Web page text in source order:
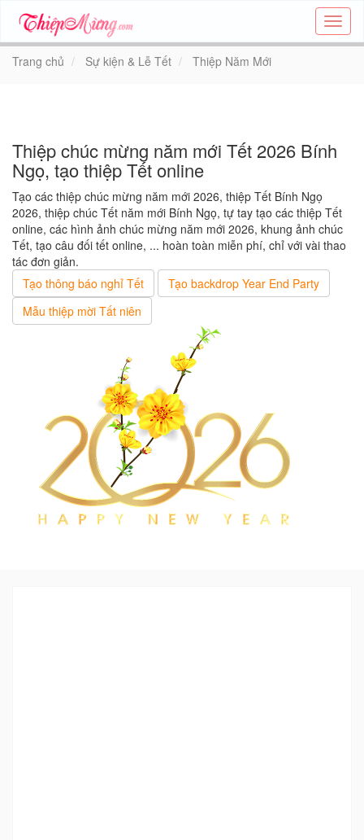
Tạo
thiệp
-
Trang chủ Sự kiện & Lễ Tết Thiệp Năm Mới
Thiệp chúc mừng năm mới Tết 2026 Bính
Ngọ, tạo thiệp Tết online
Tạo các thiệp chúc mừng năm mới 2026, thiệp Tết Bính Ngọ
2026, thiệp chúc Tết năm mới Bính Ngọ, tự tay tạo các thiệp Tết
online, các hình ảnh chúc mừng năm mới 2026, khung ảnh chúc
Tết, tạo câu đối tết online, ... hoàn toàn miễn phí, chỉ với vài thao
tác đơn giản.
Tạo thông báo nghỉ Tết
Tạo backdrop Year End Party
Mẫu thiệp mời Tất niên